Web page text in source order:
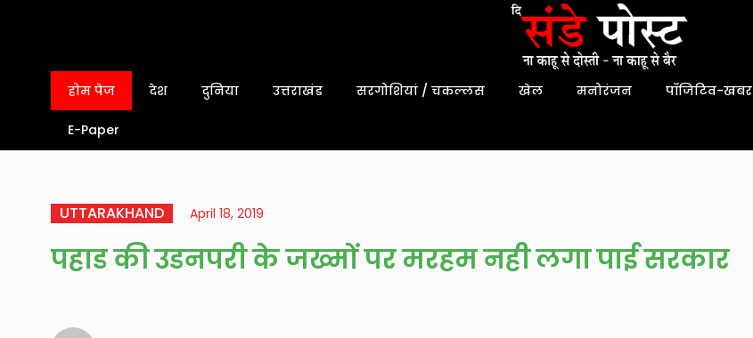
होम पेज देश दुनिया उत्तराखंड सरगोशियां / चकल्लस खेल मनोरंजन पॉजिटिव-खबर
E-Paper
UTTARAKHAND April 18, 2019
पहाड की उडनपरी के जख्मों पर मरहम नही लगा पाई सरकार